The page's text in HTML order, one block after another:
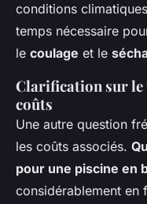
conditions
temps nécessaire
le coulage et le
Clarification sur le
coûts
Une autre question
les coûts associés.
pour une piscine en
considérablement en